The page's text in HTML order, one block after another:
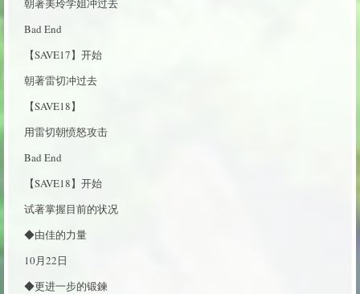
朝著美玲学姐冲过去
Bad End
【SAVE17】开始
朝著雷切冲过去
【SAVE18】
用雷切朝愤怒攻击
Bad End
【SAVE18】开始
试著掌握目前的状况
◆由佳的力量
10月22日
◆更进一步的锻鍊